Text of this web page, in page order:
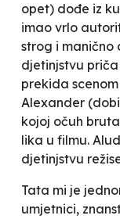
opet) dođe iz
imao vrlo
strog i manično
djetinjstvu
prekida
Alexander
kojoj očuh
lika u filmu.
djetinjstvu
Tata mi je
umjetnici,